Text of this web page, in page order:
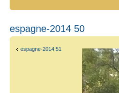
espagne-2014 50
espagne-2014 51